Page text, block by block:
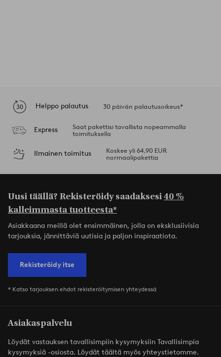
Helppo palautus 30 päivän palautusoikeus*
Express
Saat pakettisi tavallista nopeammalla
toimituksella
Ilmainen toimitus
Koskee yli 64,90 EUR
normaalipakettia
Uusi täällä? Rekisteröidy saadaksesi40 %
kalleimmasta tuotteesta*
Asiakkaana meillä olet ensimmäinen, jolla on eksklusiivisia
tarjouksia, jännittäviä uutisia ja paljon inspiraatiota.
Rekisteröidy itse
* Katso tarjouksen ehdot rekisteröitymisen yhteydessä
Asiakaspalvelu
Löydät vastauksen tavallisimpiin kysymyksiin Tavallisimpia
kysymyksiä -osiosta. Löydät täältä myös yhteystietomme.